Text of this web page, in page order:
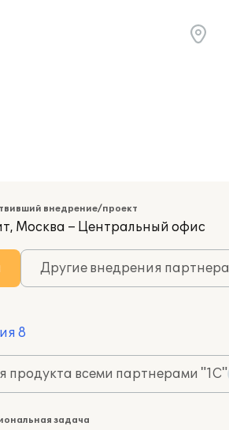
внедрение/проект
Москва – Центральный офис
Другие внедрения партнера
8
продукта всеми партнерами "1С"
задача